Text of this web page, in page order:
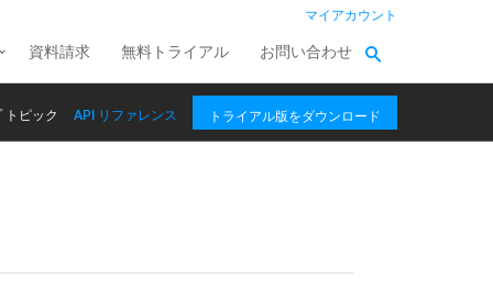
マイアカウント
資料請求 無料トライアル お問い合わせ
ピック API リファレンス トライアル版をダウンロード